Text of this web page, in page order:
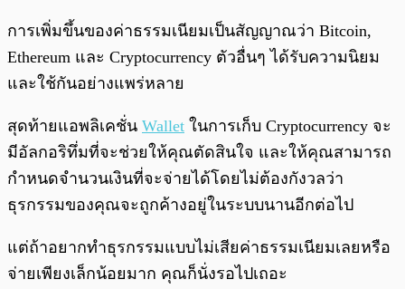
การเพิ่มขึ้นของค่าธรรมเนียมเป็นสัญญาณว่า Bitcoin,
Ethereum และ Cryptocurrency ตัวอื่นๆ ได้รับความนิยม
และใช้กันอย่างแพร่หลาย
สุดท้ายแอพลิเคชั่น Wallet ในการเก็บ Cryptocurrency จะ
มีอัลกอริทึ่มที่จะช่วยให้คุณตัดสินใจ และให้คุณสามารถ
กำหนดจำนวนเงินที่จะจ่ายได้โดยไม่ต้องกังวลว่า
ธุรกรรมของคุณจะถูกค้างอยู่ในระบบนานอีกต่อไป
แต่ถ้าอยากทำธุรกรรมแบบไม่เสียค่าธรรมเนียมเลยหรือ
จ่ายเพียงเล็กน้อยมาก คุณก็นั่งรอไปเถอะ